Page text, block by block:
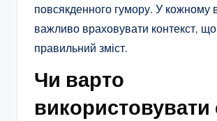
повсякденного гумору. У кожному
важливо враховувати контекст,
правильний зміст.
Чи варто